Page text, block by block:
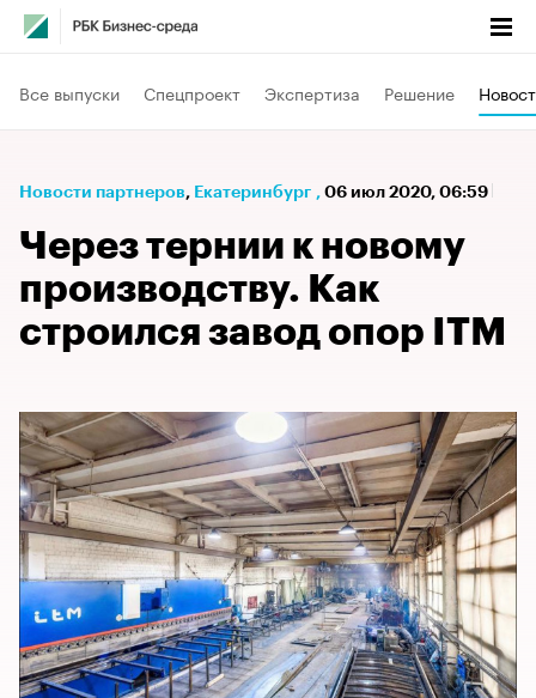
Все выпуски Спецпроект Экспертиза Решение
Новости партнеров⁠, Екатеринбург , 06 июл 2020, 06:59
Через тернии к новому
производству. Как
строился завод опор ITM